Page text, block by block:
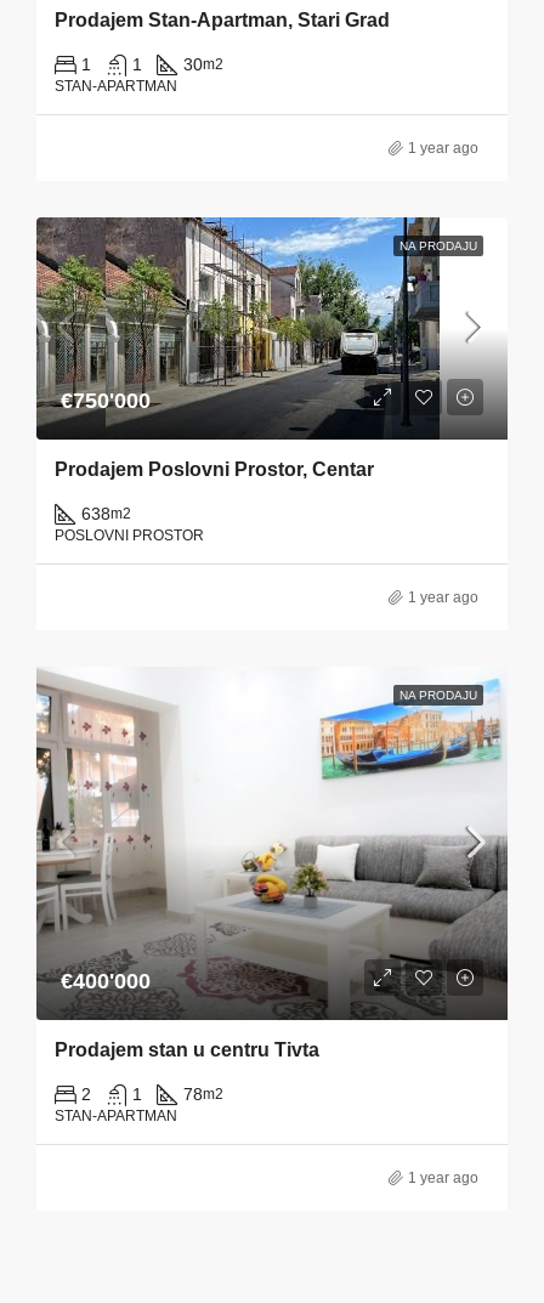
Prodajem Stan-Apartman, Stari Grad
1 1 30m2
STAN-APARTMAN
1 year ago
NA PRODAJU
€750'000
Prodajem Poslovni Prostor, Centar
638m2
POSLOVNI PROSTOR
1 year ago
NA PRODAJU
€400'000
Prodajem stan u centru Tivta
2 1 78m2
STAN-APARTMAN
1 year ago